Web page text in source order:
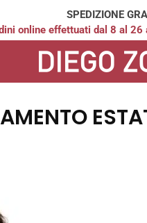
SPEDIZIONE
online effettuati dal 8 al